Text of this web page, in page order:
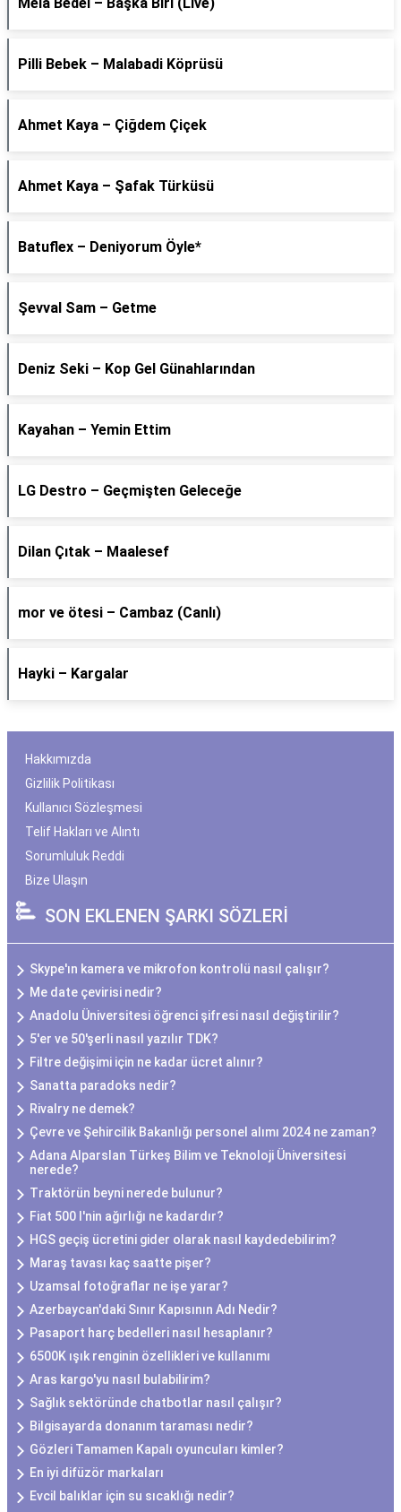
Pilli Bebek – Malabadi Köprüsü
Ahmet Kaya – Çiğdem Çiçek
Ahmet Kaya – Şafak Türküsü
Batuflex – Deniyorum Öyle*
Şevval Sam – Getme
Deniz Seki – Kop Gel Günahlarından
Kayahan – Yemin Ettim
LG Destro – Geçmişten Geleceğe
Dilan Çıtak – Maalesef
​mor ve ötesi – Cambaz (Canlı)
Hayki – Kargalar
Hakkımızda
Gizlilik Politikası
Kullanıcı Sözleşmesi
Telif Hakları ve Alıntı
Sorumluluk Reddi
Bize Ulaşın
SON EKLENEN ŞARKI SÖZLERİ
Skype'ın kamera ve mikrofon kontrolü nasıl çalışır?
Me date çevirisi nedir?
Anadolu Üniversitesi öğrenci şifresi nasıl değiştirilir?
5'er ve 50'şerli nasıl yazılır TDK?
Filtre değişimi için ne kadar ücret alınır?
Sanatta paradoks nedir?
Rivalry ne demek?
Çevre ve Şehircilik Bakanlığı personel alımı 2024 ne zaman?
Adana Alparslan Türkeş Bilim ve Teknoloji Üniversitesi
nerede?
Traktörün beyni nerede bulunur?
Fiat 500 l'nin ağırlığı ne kadardır?
HGS geçiş ücretini gider olarak nasıl kaydedebilirim?
Maraş tavası kaç saatte pişer?
Uzamsal fotoğraflar ne işe yarar?
Azerbaycan'daki Sınır Kapısının Adı Nedir?
Pasaport harç bedelleri nasıl hesaplanır?
6500K ışık renginin özellikleri ve kullanımı
Aras kargo'yu nasıl bulabilirim?
Sağlık sektöründe chatbotlar nasıl çalışır?
Bilgisayarda donanım taraması nedir?
Gözleri Tamamen Kapalı oyuncuları kimler?
En iyi difüzör markaları
Evcil balıklar için su sıcaklığı nedir?